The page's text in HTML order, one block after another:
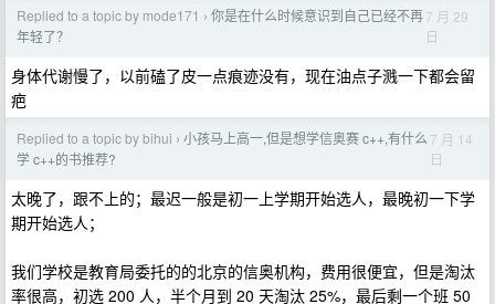
Replied to a topic by mode171 › 你是在什么时候意识到自己已经不再
年轻了？
7 月 29
日
身体代谢慢了，以前磕了皮一点痕迹没有，现在油点子溅一下都会留
疤
Replied to a topic by bihui › 小孩马上高一,但是想学信奥赛 c++,有什么
学 c++的书推荐?
7 月 14
日
太晚了，跟不上的；最迟一般是初一上学期开始选人，最晚初一下学
期开始选人；
我们学校是教育局委托的的北京的信奥机构，费用很便宜，但是淘汰
率很高，初选 200 人，半个月到 20 天淘汰 25%，最后剩一个班 50